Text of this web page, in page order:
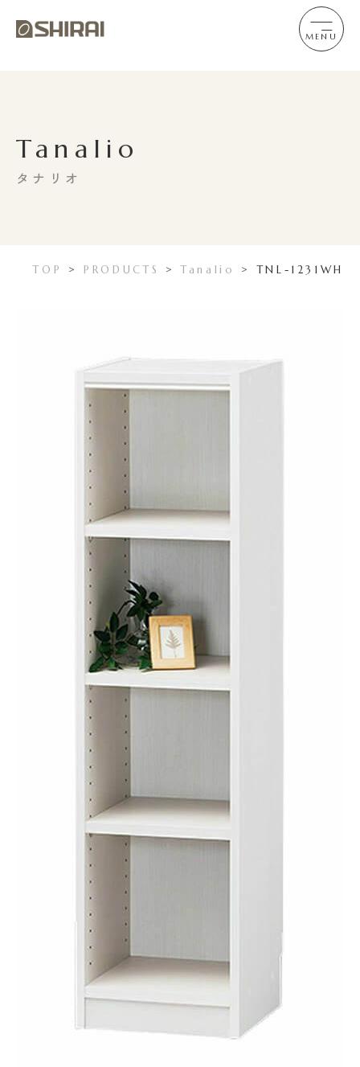
MENU
TOP >PRODUCTS >Tanalio >TNL-1231WH
Tanalio
タナリオ
オープンラック
TNL-1231WH
オープンラック
JANコード
4968644265628
幅310 × 奥行290 × 高さ1200mm
【棚板】10kg